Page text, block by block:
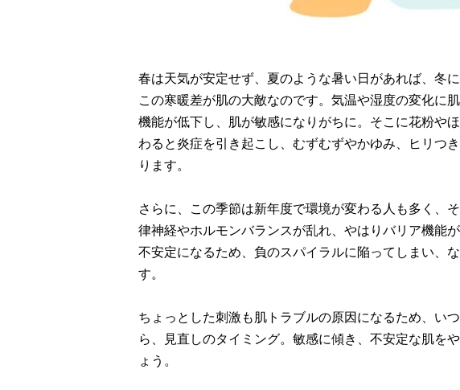
春は天気が安定せず、夏のような暑い日があれば、冬
この寒暖差が肌の大敵なのです。気温や湿度の変化に
機能が低下し、肌が敏感になりがちに。そこに花粉や
わると炎症を引き起こし、むずむずやかゆみ、ヒリつ
ります。
さらに、この季節は新年度で環境が変わる人も多く、
律神経やホルモンバランスが乱れ、やはりバリア機能
不安定になるため、負のスパイラルに陥ってしまい、
す。
ちょっとした刺激も肌トラブルの原因になるため、い
ら、見直しのタイミング。敏感に傾き、不安定な肌を
ょう。